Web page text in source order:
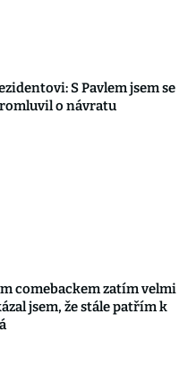
S Pavlem jsem se
o návratu
comebackem zatím velmi
jsem, že stále patřím k